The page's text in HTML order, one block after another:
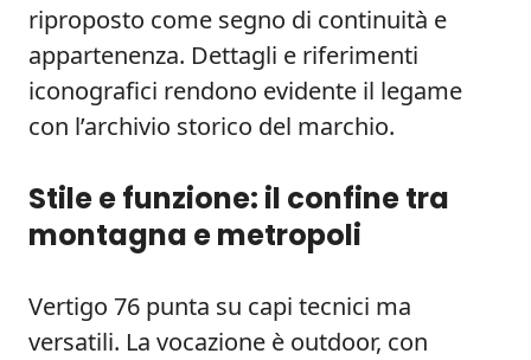
riproposto come segno di continuità e
appartenenza. Dettagli e riferimenti
iconografici rendono evidente il legame
con l’archivio storico del marchio.
Stile e funzione: il confine tra
montagna e metropoli
Vertigo 76 punta su capi tecnici ma
versatili. La vocazione è outdoor, con